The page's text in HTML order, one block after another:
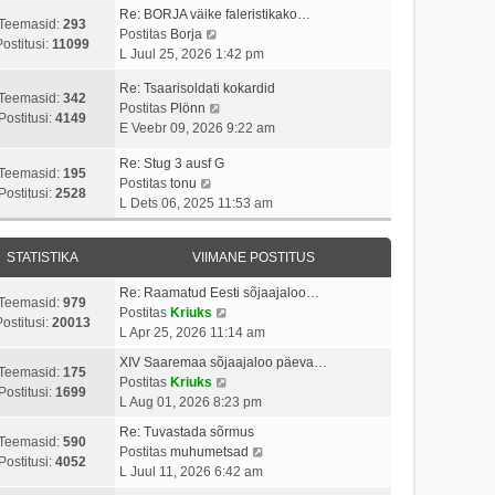
i
u
t
p
o
t
i
u
t
a
o
t
s
v
m
a
t
o
t
i
t
u
s
t
293
11099
Re: BORJA väike faleristikako…
Postitas Borja
a
t
a
v
i
a
t
o
s
t
t
u
s
t
L Juul 25, 2026 1:42 pm
342
Postitusi: 4149
Re: Tsaarisoldati kokardid
Postitas Plönn
a
t
v
i
m
a
s
o
s
t
i
t
u
E Veebr 09, 2026 9:22 am
195
Postitusi: 2528
Re: Stug 3 ausf G
Postitas tonu
a
a
t
a
v
i
m
a
s
t
o
s
t
L Dets 06, 2025 11:53 am
STATISTIKA VIIMANE POSTITUS
979
20013
Re: Raamatud Eesti sõjaajaloo…
Postitas Kriuks
a
t
v
i
i
m
L Apr 25, 2026 11:14 am
175
Postitusi: 1699
XIV Saaremaa sõjaajaloo päeva…
Postitas Kriuks
a
t
a
v
L Aug 01, 2026 8:23 pm
590
Postitusi: 4052
Re: Tuvastada sõrmus
Postitas muhumetsad
L Juul 11, 2026 6:42 am